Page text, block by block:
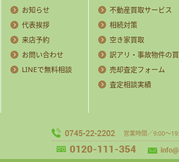
お知らせ
代表挨拶
来店予約
お問い合わせ
LINEで無料相談
不動産買取サービス
相続対策
空き家買取
訳アリ・事故物件の
売却査定フォーム
査定相談実績
営業時間／9:00～